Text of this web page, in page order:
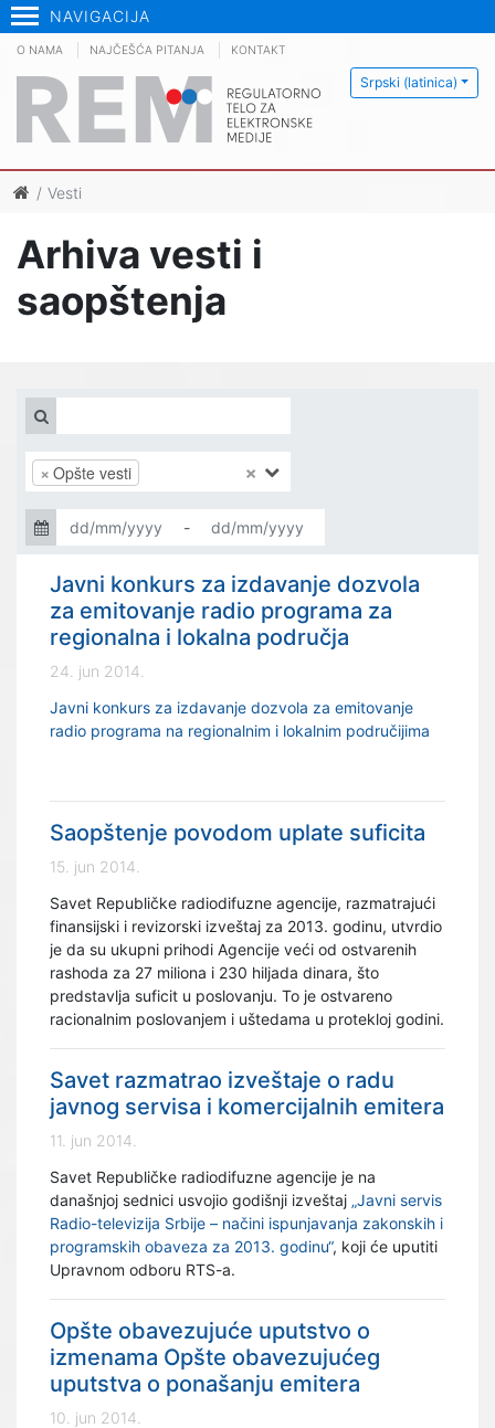
NAVIGACIJA
Srpski (latinica)
O NAMA NAJČEŠĆA PITANJA KONTAKT
Vesti
Arhiva vesti i
saopštenja
×
× Opšte vesti
-
Javni konkurs za izdavanje dozvola
za emitovanje radio programa za
regionalna i lokalna područja
24. jun 2014.
Javni konkurs za izdavanje dozvola za emitovanje
radio programa na regionalnim i lokalnim područijima
Saopštenje povodom uplate suficita
15. jun 2014.
Savet Republičke radiodifuzne agencije, razmatrajući
finansijski i revizorski izveštaj za 2013. godinu, utvrdio
je da su ukupni prihodi Agencije veći od ostvarenih
rashoda za 27 miliona i 230 hiljada dinara, što
predstavlja suficit u poslovanju. To je ostvareno
racionalnim poslovanjem i uštedama u protekloj godini.
Savet razmatrao izveštaje o radu
javnog servisa i komercijalnih emitera
11. jun 2014.
Savet Republičke radiodifuzne agencije je na
današnjoj sednici usvojio godišnji izveštaj „Javni servis
Radio-televizija Srbije – načini ispunjavanja zakonskih i
programskih obaveza za 2013. godinu“, koji će uputiti
Upravnom odboru RTS-a.
Opšte obavezujuće uputstvo o
izmenama Opšte obavezujućeg
uputstva o ponašanju emitera
10. jun 2014.